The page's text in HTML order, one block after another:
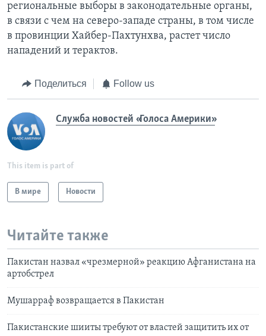
региональные выборы в законодательные органы,
в связи с чем на северо-западе страны, в том числе
в провинции Хайбер-Пахтунхва, растет число
нападений и терактов.
Поделиться Follow us
Служба новостей «Голоса Америки»
This item is part of
В мире Новости
Читайте также
Пакистан назвал «чрезмерной» реакцию Афганистана на
артобстрел
Мушарраф возвращается в Пакистан
Пакистанские шииты требуют от властей защитить их от